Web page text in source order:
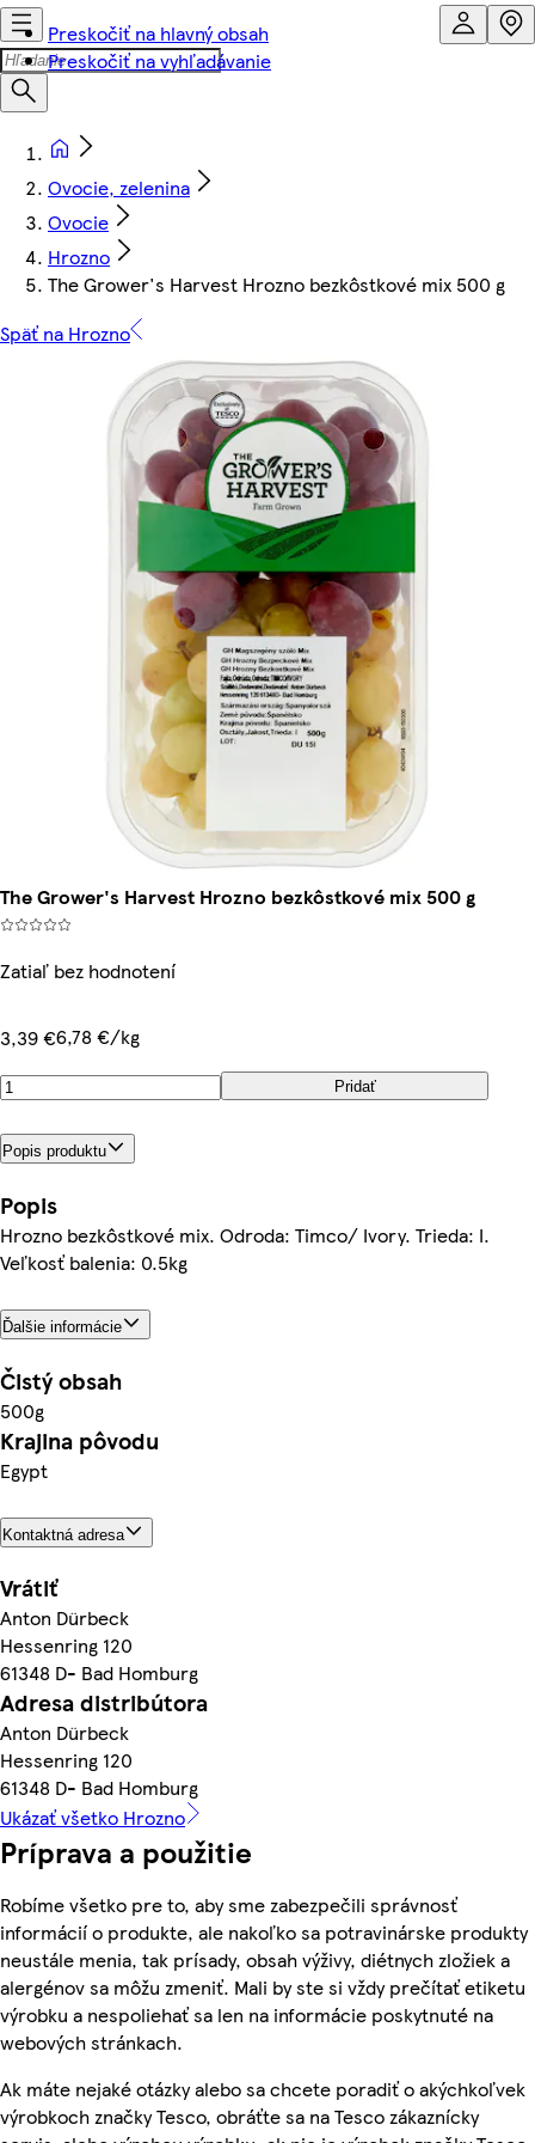
Preskočiť na hlavný obsah
Preskočiť na vyhľadávanie
Ovocie, zelenina
Ovocie
Hrozno
The Grower's Harvest Hrozno bezkôstkové mix 500 g
Späť na Hrozno
The Grower's Harvest Hrozno bezkôstkové mix 500 g
Zatiaľ bez hodnotení
3,39 €6,78 €/kg
Pridať
Popis produktu
Popis
Hrozno bezkôstkové mix. Odroda: Timco/ Ivory. Trieda: I.
Veľkosť balenia: 0.5kg
Ďalšie informácie
Čistý obsah
500g
Krajina pôvodu
Egypt
Kontaktná adresa
Vrátiť
Anton Dürbeck
Hessenring 120
61348 D- Bad Homburg
Adresa distribútora
Anton Dürbeck
Hessenring 120
61348 D- Bad Homburg
Ukázať všetko Hrozno
Príprava a použitie
Robíme všetko pre to, aby sme zabezpečili správnosť
informácií o produkte, ale nakoľko sa potravinárske produkty
neustále menia, tak prísady, obsah výživy, diétnych zložiek a
alergénov sa môžu zmeniť. Mali by ste si vždy prečítať etiketu
výrobku a nespoliehať sa len na informácie poskytnuté na
webových stránkach.
Ak máte nejaké otázky alebo sa chcete poradiť o akýchkoľvek
výrobkoch značky Tesco, obráťte sa na Tesco zákaznícky